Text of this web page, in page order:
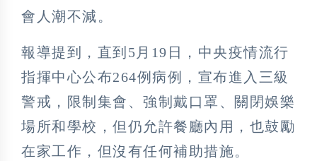
會人潮不減。
報導提到，直到5月19日，中央疫情流行
指揮中心公布264例病例，宣布進入三級
警戒，限制集會、強制戴口罩、關閉娛樂
場所和學校，但仍允許餐廳內用，也鼓勵
在家工作，但沒有任何補助措施。